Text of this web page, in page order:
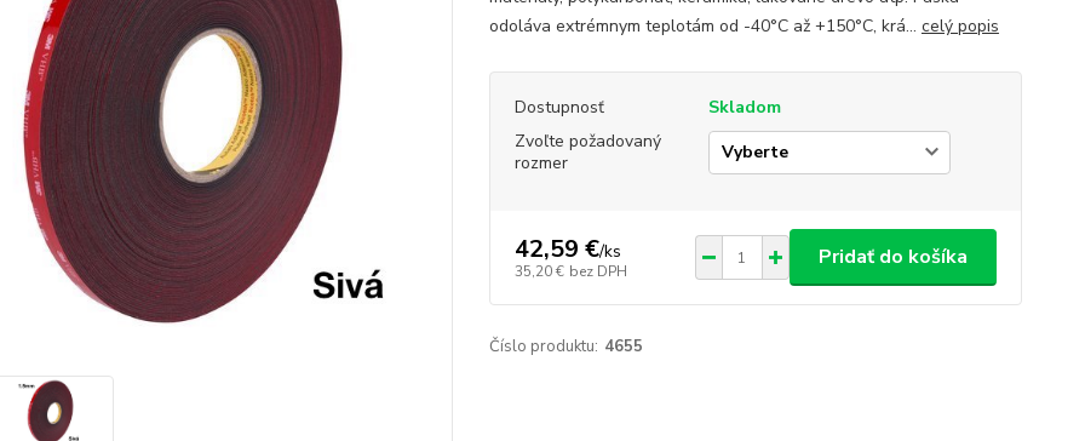
odoláva extrémnym teplotám od -40°C až +150°C, krá... celý popis
Dostupnosť
Skladom
Zvoľte požadovaný
rozmer
42,59 €/ks
35,20 € bez DPH
Pridať do košíka
Číslo produktu: 4655